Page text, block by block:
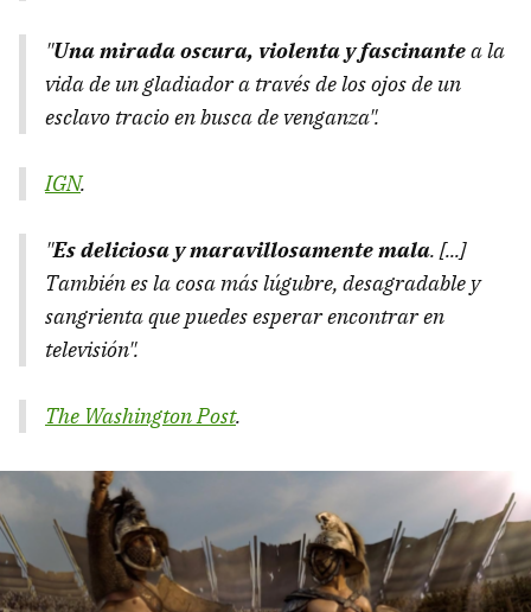
"Una mirada oscura, violenta y fascinantea la
vida de un gladiador a través de los ojos de un
esclavo tracio en busca de venganza".
IGN.
"Es deliciosa y maravillosamente mala. [...]
También es la cosa más lúgubre, desagradable y
sangrienta que puedes esperar encontrar en
televisión".
The Washington Post.